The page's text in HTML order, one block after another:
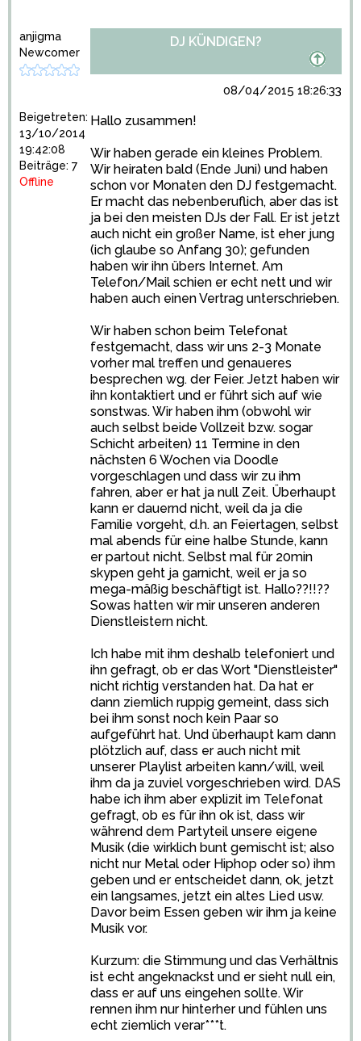
anjigma
Newcomer
Beigetreten:
13/10/2014
19:42:08
Beiträge: 7
Offline
DJ KÜNDIGEN?
08/04/2015 18:26:33
Hallo zusammen!
Wir haben gerade ein kleines Problem.
Wir heiraten bald (Ende Juni) und haben
schon vor Monaten den DJ festgemacht.
Er macht das nebenberuflich, aber das ist
ja bei den meisten DJs der Fall. Er ist jetzt
auch nicht ein großer Name, ist eher jung
(ich glaube so Anfang 30); gefunden
haben wir ihn übers Internet. Am
Telefon/Mail schien er echt nett und wir
haben auch einen Vertrag unterschrieben.
Wir haben schon beim Telefonat
festgemacht, dass wir uns 2-3 Monate
vorher mal treffen und genaueres
besprechen wg. der Feier. Jetzt haben wir
ihn kontaktiert und er führt sich auf wie
sonstwas. Wir haben ihm (obwohl wir
auch selbst beide Vollzeit bzw. sogar
Schicht arbeiten) 11 Termine in den
nächsten 6 Wochen via Doodle
vorgeschlagen und dass wir zu ihm
fahren, aber er hat ja null Zeit. Überhaupt
kann er dauernd nicht, weil da ja die
Familie vorgeht, d.h. an Feiertagen, selbst
mal abends für eine halbe Stunde, kann
er partout nicht. Selbst mal für 20min
skypen geht ja garnicht, weil er ja so
mega-mäßig beschäftigt ist. Hallo??!!??
Sowas hatten wir mir unseren anderen
Dienstleistern nicht.
Ich habe mit ihm deshalb telefoniert und
ihn gefragt, ob er das Wort "Dienstleister"
nicht richtig verstanden hat. Da hat er
dann ziemlich ruppig gemeint, dass sich
bei ihm sonst noch kein Paar so
aufgeführt hat. Und überhaupt kam dann
plötzlich auf, dass er auch nicht mit
unserer Playlist arbeiten kann/will, weil
ihm da ja zuviel vorgeschrieben wird. DAS
habe ich ihm aber explizit im Telefonat
gefragt, ob es für ihn ok ist, dass wir
während dem Partyteil unsere eigene
Musik (die wirklich bunt gemischt ist; also
nicht nur Metal oder Hiphop oder so) ihm
geben und er entscheidet dann, ok, jetzt
ein langsames, jetzt ein altes Lied usw.
Davor beim Essen geben wir ihm ja keine
Musik vor.
Kurzum: die Stimmung und das Verhältnis
ist echt angeknackst und er sieht null ein,
dass er auf uns eingehen sollte. Wir
rennen ihm nur hinterher und fühlen uns
echt ziemlich verar***t.